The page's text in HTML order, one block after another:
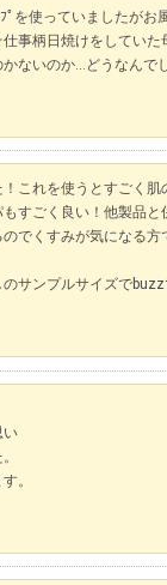
ﾟを使っていましたが
事柄日焼けをしてい
ないのか…どうなんで
これを使うとすごく
すごく良い！他製品
でくすみが気になる
サンプルサイズで
い
。